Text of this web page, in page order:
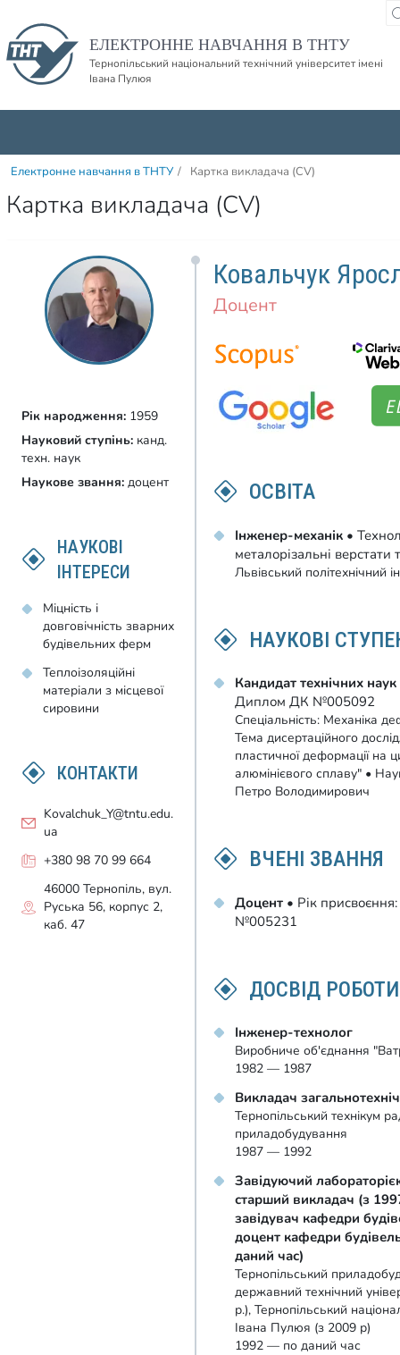
ЕЛЕКТРОННЕ НАВЧАННЯ В ТНТУ
Тернопільський національний технічний університет імені
Івана Пулюя
Електронне навчання в ТНТУ / Картка викладача (CV)
Картка викладача (CV)
Рік народження: 1959
Науковий ступінь: канд.
техн. наук
Наукове звання: доцент
НАУКОВІ
ІНТЕРЕСИ
Міцність і
довговічність зварних
будівельних ферм
Теплоізоляційні
матеріали з місцевої
сировини
КОНТАКТИ
Kovalchuk_Y@tntu.edu.
ua
+380 98 70 99 664
46000 Тернопіль, вул.
Руська 56, корпус 2,
каб. 47
Ковальчук
Доцент
ОСВІТА
Інженер-механік •
металорізальні верстати
Львівський політехнічний
НАУКОВІ
Кандидат технічних наук
Диплом ДК №005092
Спеціальність: Механіка
Тема дисертаційного
пластичної деформації на
алюмінієвого сплаву" •
Петро Володимирович
ВЧЕНІ ЗВАННЯ
Доцент • Рік
№005231
ДОСВІД РОБОТИ
Інженер-технолог
Виробниче об'єднання
1982 — 1987
Викладач
Тернопільський технікум
приладобудування
1987 — 1992
Завідуючий
старший викладач (з
завідувач кафедри
доцент кафедри
даний час)
Тернопільський
державний технічний
р.), Тернопільський
Івана Пулюя (з 2009 р)
1992 — по даний час